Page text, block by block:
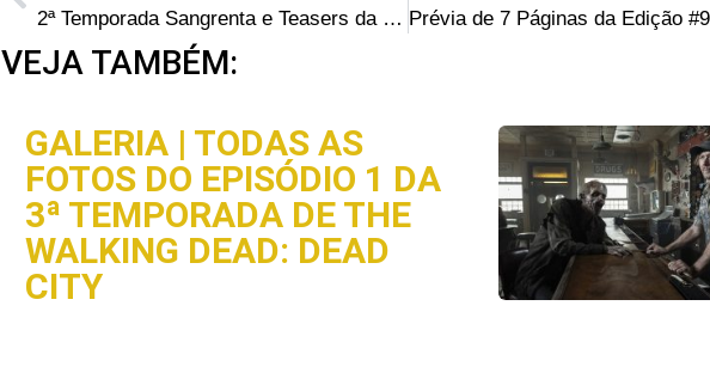
2ª Temporada Sangrenta e Teasers da Terceira
VEJA TAMBÉM:
GALERIA | TODAS AS
FOTOS DO EPISÓDIO 1 DA
3ª TEMPORADA DE THE
WALKING DEAD: DEAD
CITY